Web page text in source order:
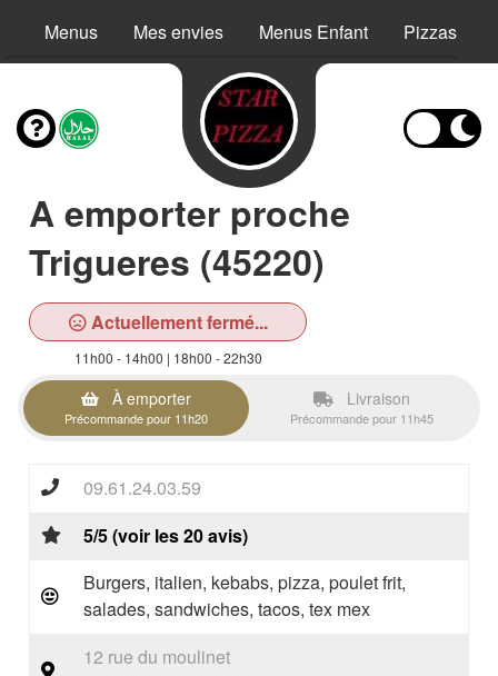
Menus Mes envies Menus Enfant Pizzas
A emporter proche
Trigueres (45220)
Actuellement fermé...
11h00 - 14h00 | 18h00 - 22h30
À emporter
Précommande pour 11h20
Livraison
Précommande pour 11h45
09.61.24.03.59
5/5 (voir les 20 avis)
Burgers, italien, kebabs, pizza, poulet frit,
salades, sandwiches, tacos, tex mex
12 rue du moulinet